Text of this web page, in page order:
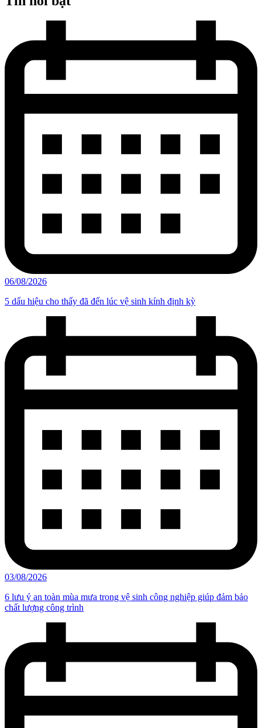
06/08/2026
5 dấu hiệu cho thấy đã đến lúc vệ sinh kính định kỳ
03/08/2026
6 lưu ý an toàn mùa mưa trong vệ sinh công nghiệp giúp đảm bảo
chất lượng công trình